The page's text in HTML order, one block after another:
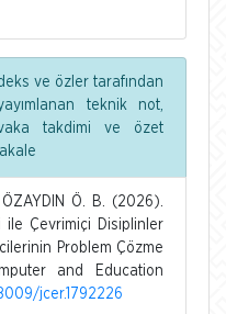
ve özler tarafından
teknik not,
takdimi ve özet
Ö. B. (2026).
ile Çevrimiçi Disiplinler
Problem Çözme
and Education
jcer.1792226